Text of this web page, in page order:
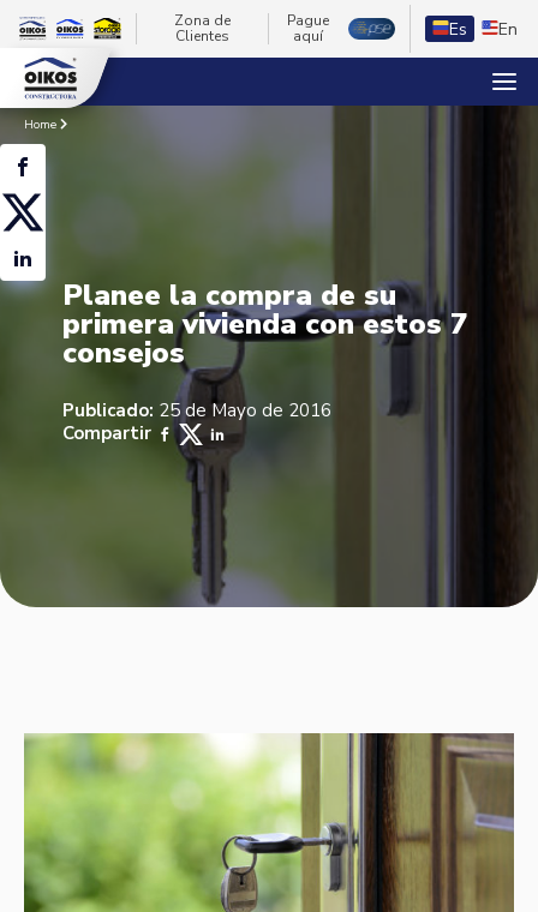
Zona de
Clientes
Pague
aquí
Es En
Home
Planee la compra de su
primera vivienda con estos 7
consejos
Publicado: 25 de Mayo de 2016
Compartir